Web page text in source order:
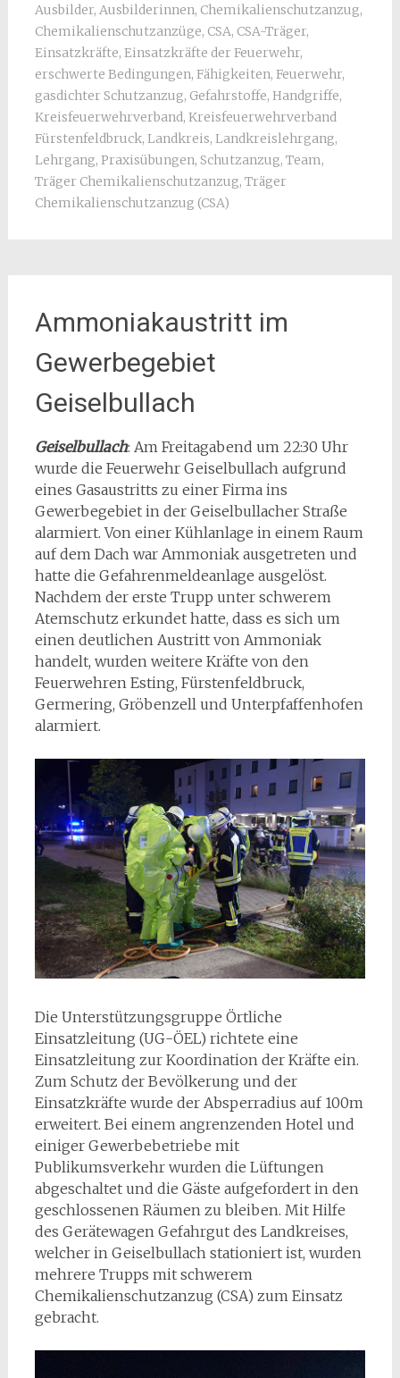
Ausbilder, Ausbilderinnen, Chemikalienschutzanzug,
Chemikalienschutzanzüge, CSA, CSA-Träger,
Einsatzkräfte, Einsatzkräfte der Feuerwehr,
erschwerte Bedingungen, Fähigkeiten, Feuerwehr,
gasdichter Schutzanzug, Gefahrstoffe, Handgriffe,
Kreisfeuerwehrverband, Kreisfeuerwehrverband
Fürstenfeldbruck, Landkreis, Landkreislehrgang,
Lehrgang, Praxisübungen, Schutzanzug, Team,
Träger Chemikalienschutzanzug, Träger
Chemikalienschutzanzug (CSA)
Ammoniakaustritt im
Gewerbegebiet
Geiselbullach
Geiselbullach: Am Freitagabend um 22:30 Uhr
wurde die Feuerwehr Geiselbullach aufgrund
eines Gasaustritts zu einer Firma ins
Gewerbegebiet in der Geiselbullacher Straße
alarmiert. Von einer Kühlanlage in einem Raum
auf dem Dach war Ammoniak ausgetreten und
hatte die Gefahrenmeldeanlage ausgelöst.
Nachdem der erste Trupp unter schwerem
Atemschutz erkundet hatte, dass es sich um
einen deutlichen Austritt von Ammoniak
handelt, wurden weitere Kräfte von den
Feuerwehren Esting, Fürstenfeldbruck,
Germering, Gröbenzell und Unterpfaffenhofen
alarmiert.
Die Unterstützungsgruppe Örtliche
Einsatzleitung (UG-ÖEL) richtete eine
Einsatzleitung zur Koordination der Kräfte ein.
Zum Schutz der Bevölkerung und der
Einsatzkräfte wurde der Absperradius auf 100m
erweitert. Bei einem angrenzenden Hotel und
einiger Gewerbebetriebe mit
Publikumsverkehr wurden die Lüftungen
abgeschaltet und die Gäste aufgefordert in den
geschlossenen Räumen zu bleiben. Mit Hilfe
des Gerätewagen Gefahrgut des Landkreises,
welcher in Geiselbullach stationiert ist, wurden
mehrere Trupps mit schwerem
Chemikalienschutzanzug (CSA) zum Einsatz
gebracht.